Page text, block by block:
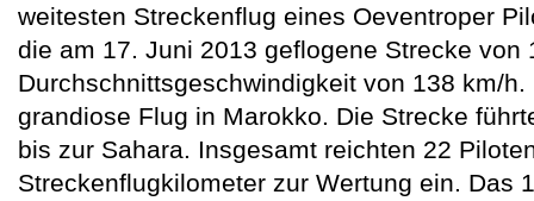
weitesten Streckenflug eines Oeventroper
die am 17. Juni 2013 geflogene Strecke von
Durchschnittsgeschwindigkeit von 138 km/
grandiose Flug in Marokko. Die Strecke
bis zur Sahara. Insgesamt reichten 22
Streckenflugkilometer zur Wertung ein. Das